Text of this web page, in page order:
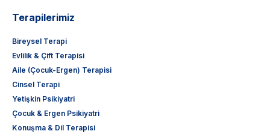
Terapilerimiz
Bireysel Terapi
Evlilik & Çift Terapisi
Aile (Çocuk-Ergen) Terapisi
Cinsel Terapi
Yetişkin Psikiyatri
Çocuk & Ergen Psikiyatri
Konuşma & Dil Terapisi